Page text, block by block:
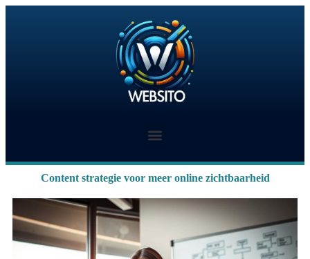
Content strategie voor meer online zichtbaarheid